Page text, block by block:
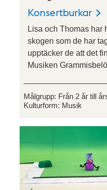
Konsertburkar
Lisa och Thomas har
skogen som de har
upptäcker de att det
Musiken
Målgrupp: Från 2 år till
Kulturform: Musik